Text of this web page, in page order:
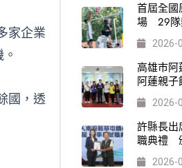
家企業
國，透
首屆全國
場 29隊
2026-
高雄市阿
阿蓮親
2026-
許縣長出
職典禮
2026-